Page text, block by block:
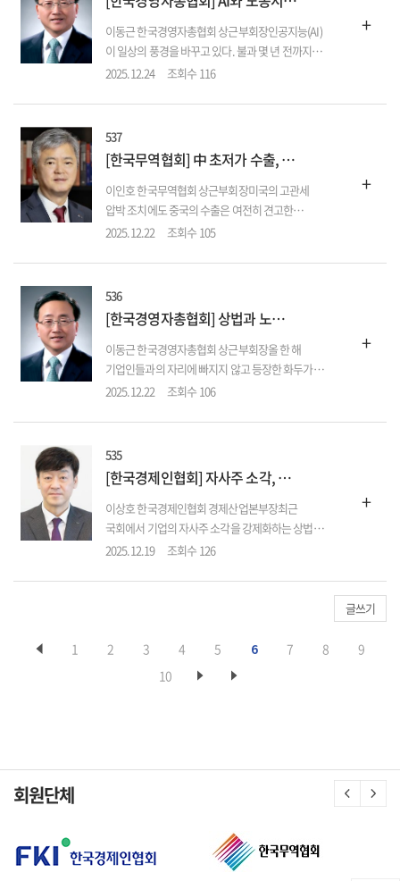
이동근 한국경영자총협회 상근부회장인공지능(AI)
이 일상의 풍경을 바꾸고 있다. 불과 몇 년 전까지만
해도 공상과학 영화의 전유물처럼 여겨졌던
있다. AI는 제조, 금융, 의료, 연구개발, 사무 등
다양한 업종에 활용되고 있다. 기술의 진보가
가져올 풍요에 대한 기대만큼이나, 노동
현장에서는 ‘나의 일자리...
2025.12.24 조회수 116
+
537
[한국무역협회] 中 초저가 수출, 아세안·EU 조준…韓 초격차 기술로 시장 지켜야
이인호 한국무역협회 상근부회장미국의 고관세
압박 조치에도 중국의 수출은 여전히 견고한
수준이다. 미국으로 막힌 물길을 다른 시장으로
모습이다. 이 결과 올 들어 10월까지 중국의 대미
수출은 17.7% 급감하며 관세 영향이 뚜렷했지만,
같은 기간 글로벌시장 전체 수출은 오히려 5.3%
증가했다. 이른바 ‘수출...
2025.12.22 조회수 105
+
536
[한국경영자총협회] 상법과 노란봉투법…기업은 진퇴양난
이동근 한국경영자총협회 상근부회장올 한 해
기업인들과의 자리에 빠지지 않고 등장한 화두가
있다. 상법과 노란봉투법(노동조합 및
후 기업들 호소가 끊이지 않는다. 상법은 회사와
주주의 관계를, 노란봉투법은 회사와 노동자의
관계를 규율하는 법인데, 각각의 영역에서 동시에
이해충돌과 불확실성을 키...
2025.12.22 조회수 106
+
535
[한국경제인협회] 자사주 소각, 정교한 설계 필요하다
이상호 한국경제인협회 경제산업본부장최근
국회에서 기업의 자사주 소각을 강제화하는 상법
개정 논의가 급물살을 타고 있다. 취지는 주식
대주주의 지배력 강화에 활용되는 것을 막자는
‘주당순이익’(순...
2025.12.19 조회수 126
+
글쓰기
1 2 3 4 5 6 7 8
9
10
회원단체